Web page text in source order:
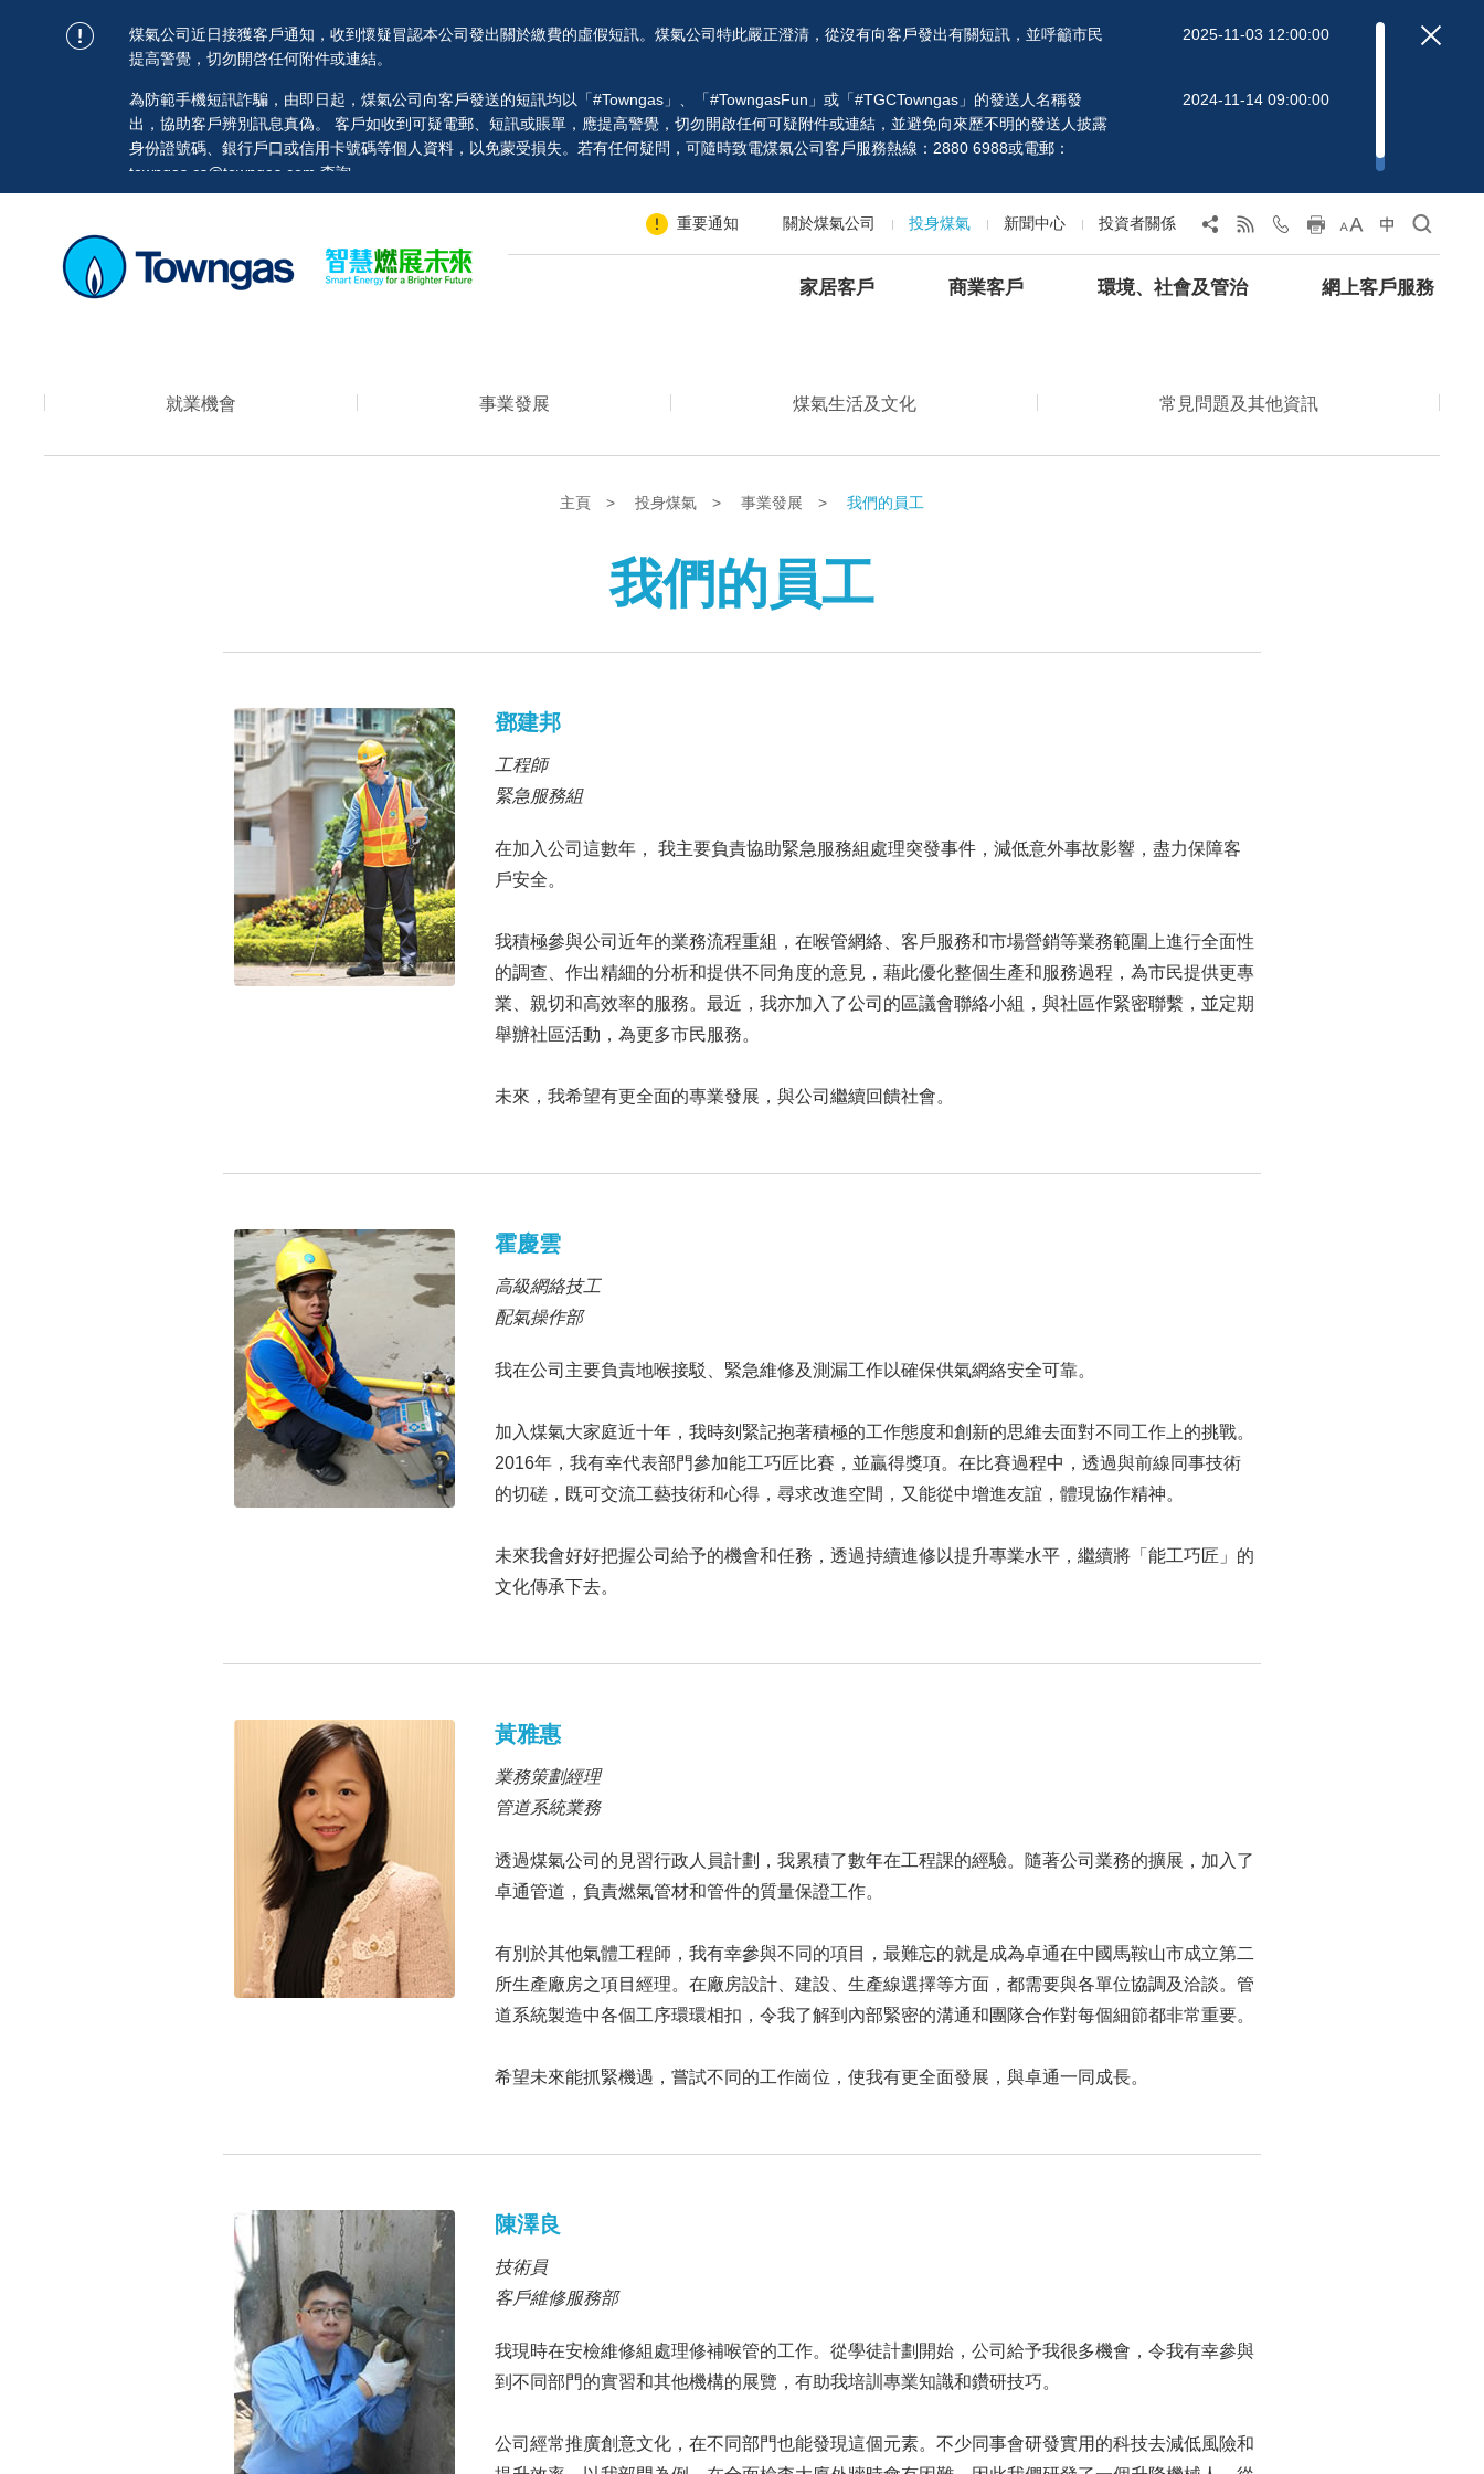
煤氣公司近日接獲客戶通知，收到懷疑冒認本公司發出關於繳費的虛假短訊。煤氣公司特此嚴正澄清，從沒有向客戶發出有關短訊，並呼籲市民
提高警覺，切勿開啓任何附件或連結。
2025-11-03 12:00:00
為防範手機短訊詐騙，由即日起，煤氣公司向客戶發送的短訊均以「#Towngas」、「#TowngasFun」或「#TGCTowngas」的發送人名稱發
出，協助客戶辨別訊息真偽。 客戶如收到可疑電郵、短訊或賬單，應提高警覺，切勿開啟任何可疑附件或連結，並避免向來歷不明的發送人披露
身份證號碼、銀行戶口或信用卡號碼等個人資料，以免蒙受損失。若有任何疑問，可隨時致電煤氣公司客戶服務熱線：2880 6988或電郵：
towngas.cs@towngas.com 查詢。
2024-11-14 09:00:00
重要通知 關於煤氣公司 投身煤氣 新聞中心 投資者關係
家居客戶 商業客戶 環境、社會及管治 網上客戶服務
就業機會 事業發展 煤氣生活及文化 常見問題及其他資訊
主頁 > 投身煤氣 > 事業發展 > 我們的員工
我們的員工
鄧建邦
工程師
緊急服務組
在加入公司這數年， 我主要負責協助緊急服務組處理突發事件，減低意外事故影響，盡力保障客
戶安全。
我積極參與公司近年的業務流程重組，在喉管網絡、客戶服務和市場營銷等業務範圍上進行全面性
的調查、作出精細的分析和提供不同角度的意見，藉此優化整個生產和服務過程，為市民提供更專
業、親切和高效率的服務。最近，我亦加入了公司的區議會聯絡小組，與社區作緊密聯繫，並定期
舉辦社區活動，為更多市民服務。
未來，我希望有更全面的專業發展，與公司繼續回饋社會。
霍慶雲
高級網絡技工
配氣操作部
我在公司主要負責地喉接駁、緊急維修及測漏工作以確保供氣網絡安全可靠。
加入煤氣大家庭近十年，我時刻緊記抱著積極的工作態度和創新的思維去面對不同工作上的挑戰。
2016年，我有幸代表部門參加能工巧匠比賽，並贏得獎項。在比賽過程中，透過與前線同事技術
的切磋，既可交流工藝技術和心得，尋求改進空間，又能從中增進友誼，體現協作精神。
未來我會好好把握公司給予的機會和任務，透過持續進修以提升專業水平，繼續將「能工巧匠」的
文化傳承下去。
黃雅惠
業務策劃經理
管道系統業務
透過煤氣公司的見習行政人員計劃，我累積了數年在工程課的經驗。隨著公司業務的擴展，加入了
卓通管道，負責燃氣管材和管件的質量保證工作。
有別於其他氣體工程師，我有幸參與不同的項目，最難忘的就是成為卓通在中國馬鞍山市成立第二
所生產廠房之項目經理。在廠房設計、建設、生產線選擇等方面，都需要與各單位協調及洽談。管
道系統製造中各個工序環環相扣，令我了解到內部緊密的溝通和團隊合作對每個細節都非常重要。
希望未來能抓緊機遇，嘗試不同的工作崗位，使我有更全面發展，與卓通一同成長。
陳澤良
技術員
客戶維修服務部
我現時在安檢維修組處理修補喉管的工作。從學徒計劃開始，公司給予我很多機會，令我有幸參與
到不同部門的實習和其他機構的展覽，有助我培訓專業知識和鑽研技巧。
公司經常推廣創意文化，在不同部門也能發現這個元素。不少同事會研發實用的科技去減低風險和